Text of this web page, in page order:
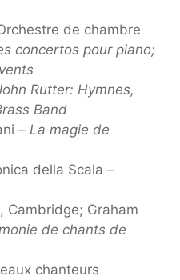
de chambre
concertos pour piano;
Rutter: Hymnes,
Band
– La magie de
della Scala –
Cambridge; Graham
de chants de
chanteurs